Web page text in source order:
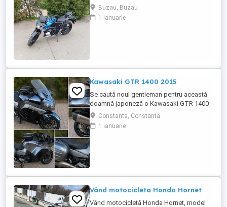
5000km Stare impecabila , fara cazaturi
ITP valabil pana in noiembrie 2027 Revizii
si schimb de ulei in service autorizat
Buzau, Buzau
1 ianuarie
Kawasaki GTR 1400 2015
Se caută noul gentleman pentru această
doamnă japoneză o Kawasaki GTR 1400
care încă întoarce priviri și iubește
kilometrii. A fost răsfățată, întreținută la
timp și tratată cu respect. O dau doar
Constanta, Constanta
1 ianuarie
Vând motocicleta Honda Hornet
Vând motocicletă Honda Hornet, model